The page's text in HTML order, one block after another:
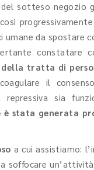
sotteso negozio
umane da spostare
constatare
tratta di
il
repressiva sia
è stata generata
a cui assistiamo:
soffocare